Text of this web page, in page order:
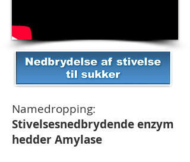
Namedropping:
Stivelsesnedbrydende enzym
hedder Amylase